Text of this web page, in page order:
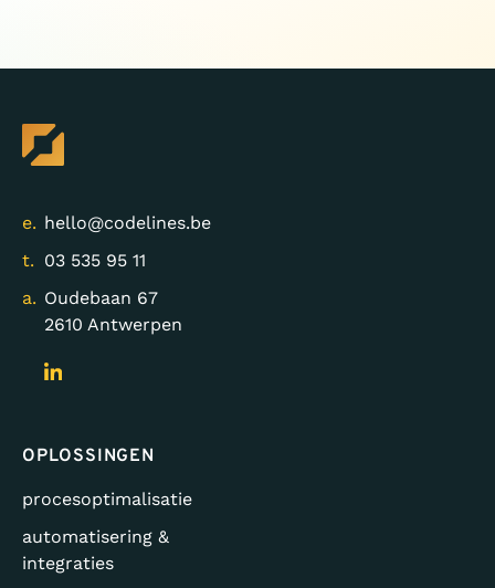
e. hello@codelines.be
t. 03 535 95 11
a. Oudebaan 67
2610 Antwerpen
OPLOSSINGEN
procesoptimalisatie
automatisering &
integraties